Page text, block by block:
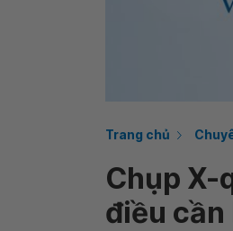
Trang chủ
Chụp X-
điều cần